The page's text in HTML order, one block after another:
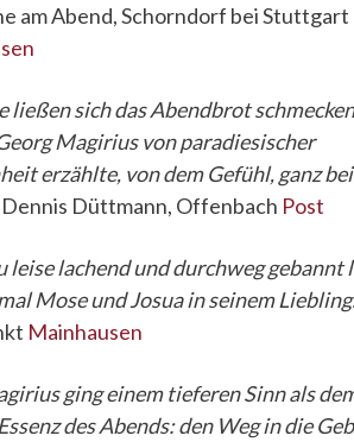
am Abend, Schorndorf bei Stuttgart
ließen sich das Abendbrot
Magirius von paradiesischer
erzählte, von dem Gefühl, ganz
Dennis Düttmann, Offenbach Post
leise lachend und durchweg
Mose und Josua in seinem
Mainhausen
ging einem tieferen Sinn als
des Abends: den Weg in die